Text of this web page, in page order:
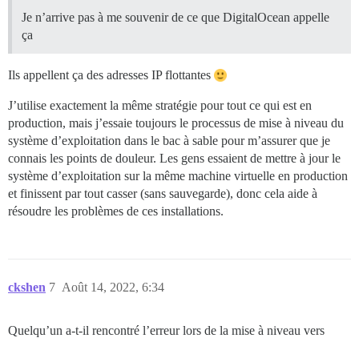
Je n’arrive pas à me souvenir de ce que DigitalOcean appelle
ça
Ils appellent ça des adresses IP flottantes
J’utilise exactement la même stratégie pour tout ce qui est en
production, mais j’essaie toujours le processus de mise à niveau du
système d’exploitation dans le bac à sable pour m’assurer que je
connais les points de douleur. Les gens essaient de mettre à jour le
système d’exploitation sur la même machine virtuelle en production
et finissent par tout casser (sans sauvegarde), donc cela aide à
résoudre les problèmes de ces installations.
ckshen Août 14, 2022, 6:34
7
Quelqu’un a-t-il rencontré l’erreur lors de la mise à niveau vers